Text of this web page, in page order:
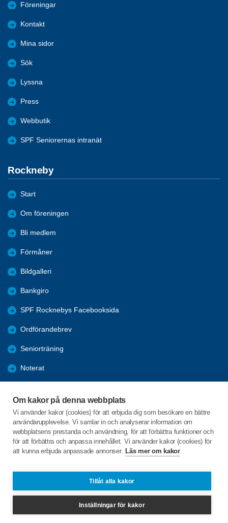
Om kakor på denna webbplats
Vi använder kakor (cookies) för att erbjuda dig som besökare en bättre
användarupplevelse. Vi samlar in och analyserar information om
webbplatsens prestanda och användning, för att förbättra funktioner och
för att förbättra och anpassa innehållet. Vi använder kakor (cookies) för
att kunna erbjuda anpassade annonser. Läs mer om kakor
Tillåt alla kakor
Inställningar för kakor
Föreningar
Kontakt
Mina sidor
Sök
Lyssna
Press
Webbutik
SPF Seniorernas intranät
Rockneby
Start
Om föreningen
Bli medlem
Förmåner
Bildgalleri
Bankgiro
SPF Rocknebys Facebooksida
Ordförandebrev
Seniorträning
Noterat
Årsmöte 2026
Program 2026
C/o:Asta Daléen
asta.daleen.1@gmail.com